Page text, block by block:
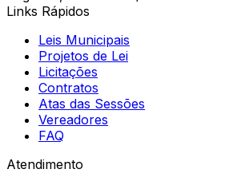
Links Rápidos
Leis Municipais
Projetos de Lei
Licitações
Contratos
Atas das Sessões
Vereadores
FAQ
Atendimento